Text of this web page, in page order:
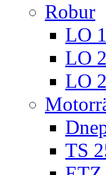
Robur
LO
LO
LO
TS